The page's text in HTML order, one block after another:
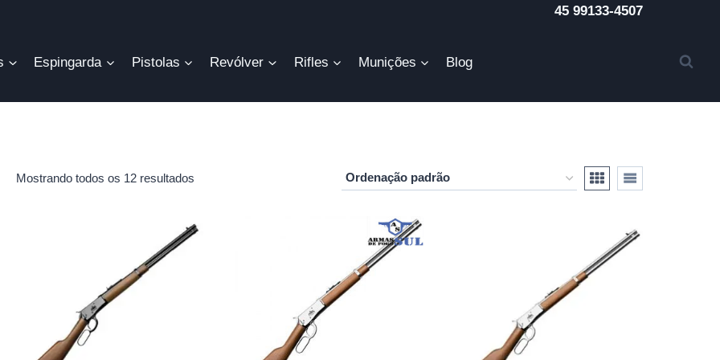
45 99133-4507
Espingarda Pistolas Revólver Rifles Munições Blog
Mostrando todos os 12 resultados